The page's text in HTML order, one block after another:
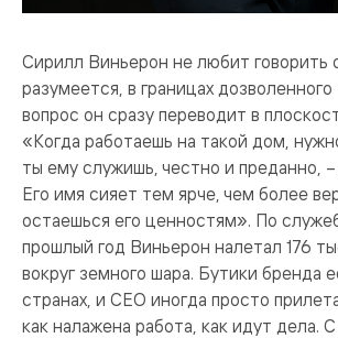
Сирилл Виньерон не любит говорить
разумеется, в границах
вопрос он сразу переводит в
«Когда работаешь на такой дом,
ты ему служишь, честно и преданно, –
Его имя сияет тем ярче, чем более
остаешься его ценностям». По
прошлый год Виньерон налетал 176
вокруг земного шара. Бутики бренда
странах, и CEO иногда просто
как налажена работа, как идут дела.